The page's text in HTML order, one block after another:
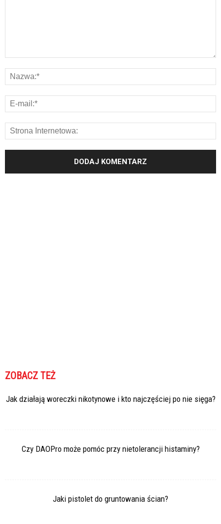
ZOBACZ TEŻ
Jak działają woreczki nikotynowe i kto najczęściej po nie sięga?
Czy DAOPro może pomóc przy nietolerancji histaminy?
Jaki pistolet do gruntowania ścian?